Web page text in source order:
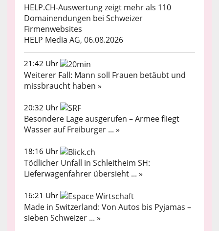
HELP.CH-Auswertung zeigt mehr als 110
Domainendungen bei Schweizer
Firmenwebsites
HELP Media AG, 06.08.2026
21:42 Uhr
Weiterer Fall: Mann soll Frauen betäubt und
missbraucht haben »
20:32 Uhr
Besondere Lage ausgerufen – Armee fliegt
Wasser auf Freiburger ... »
18:16 Uhr
Tödlicher Unfall in Schleitheim SH:
Lieferwagenfahrer übersieht ... »
16:21 Uhr
Made in Switzerland: Von Autos bis Pyjamas –
sieben Schweizer ... »